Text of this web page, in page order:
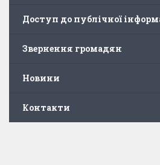
Доступ до публічної
Звернення громадян
Новини
Контакти